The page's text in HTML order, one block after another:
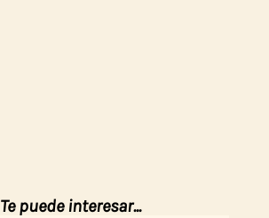
Te puede interesar...